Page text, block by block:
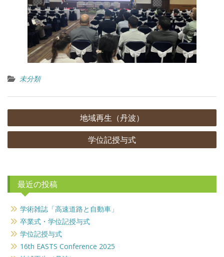
未分類
投
稿
ョ
ン
地域再生（丹波）
学位記授与式
最近の投稿
学術雑誌「高速道路と自動車」
卒業式・学位記授与式
学位記授与式
16th EASTS Conference 2025